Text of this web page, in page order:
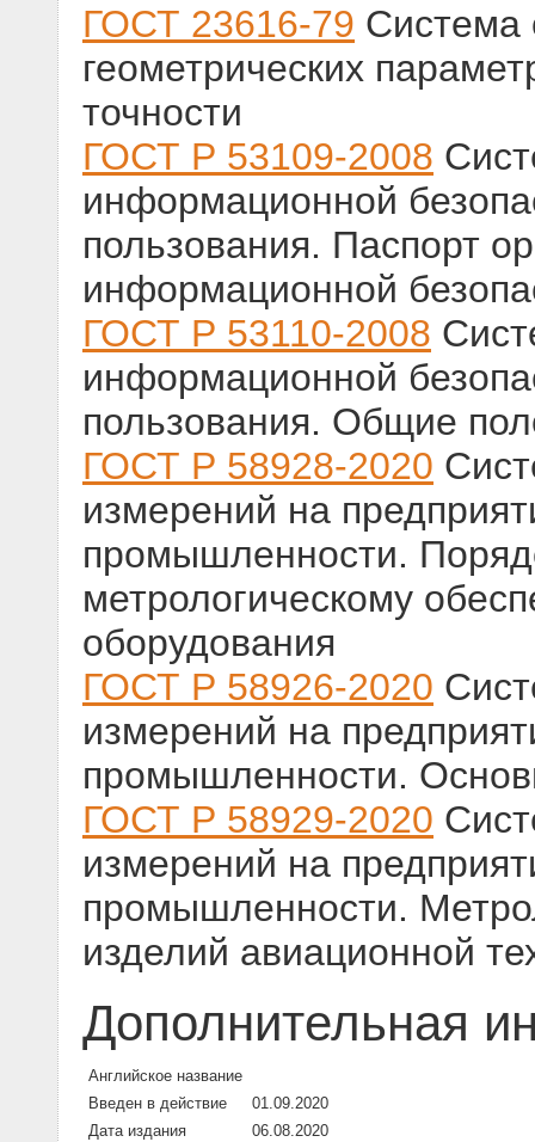
ГОСТ 23616-79 Система
геометрических
точности
ГОСТ Р 53109-2008
информационной
пользования. Паспорт
информационной
ГОСТ Р 53110-2008
информационной
пользования. Общие
ГОСТ Р 58928-2020
измерений на
промышленности.
метрологическому
оборудования
ГОСТ Р 58926-2020
измерений на
промышленности.
ГОСТ Р 58929-2020
измерений на
промышленности.
изделий авиационной
Дополнительная
Английское название
Введен в действие
01.09.2020
Дата издания
06.08.2020